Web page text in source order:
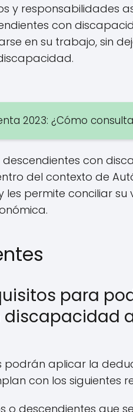
y responsabilidades
con
en su trabajo, sin
2023: ¿Cómo
con
del contexto de
permite conciliar
para
podrán aplicar la
con los siguientes
o descendientes que